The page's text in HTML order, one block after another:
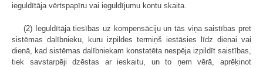
ieguldītāja vērtspapīru vai ieguldījumu kontu skaita.
(2) Ieguldītāja tiesības uz kompensāciju un tās viņa saistības pret
sistēmas dalībnieku, kuru izpildes termiņš iestāsies līdz dienai vai
dienā, kad sistēmas dalībniekam konstatēta nespēja izpildīt saistības,
tiek savstarpēji dzēstas ar ieskaitu, un to ņem vērā, aprēķinot